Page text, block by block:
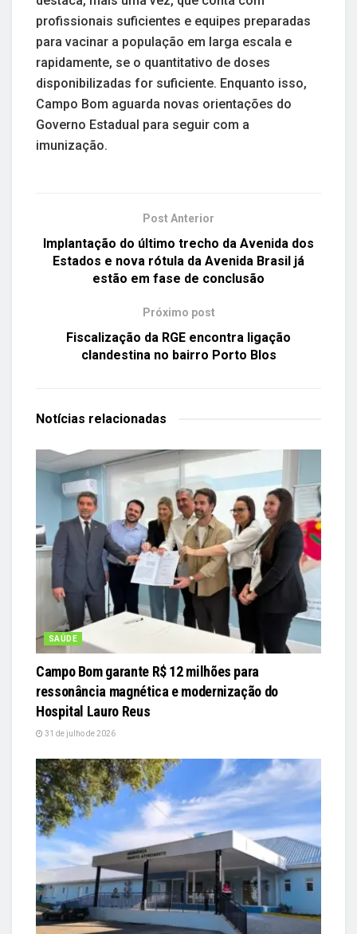
profissionais suficientes e equipes preparadas
para vacinar a população em larga escala e
rapidamente, se o quantitativo de doses
disponibilizadas for suficiente. Enquanto isso,
Campo Bom aguarda novas orientações do
Governo Estadual para seguir com a
imunização.
Post Anterior
Implantação do último trecho da Avenida dos
Estados e nova rótula da Avenida Brasil já
estão em fase de conclusão
Próximo post
Fiscalização da RGE encontra ligação
clandestina no bairro Porto Blos
Notícias relacionadas
SAÚDE
Campo Bom garante R$ 12 milhões para
ressonância magnética e modernização do
Hospital Lauro Reus
31 de julho de 2026